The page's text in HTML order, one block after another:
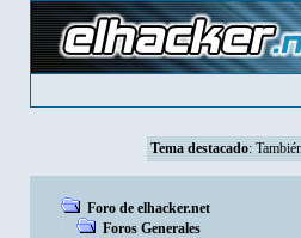
Tema destacado:
Foro de elhacker.net
Foros Generales